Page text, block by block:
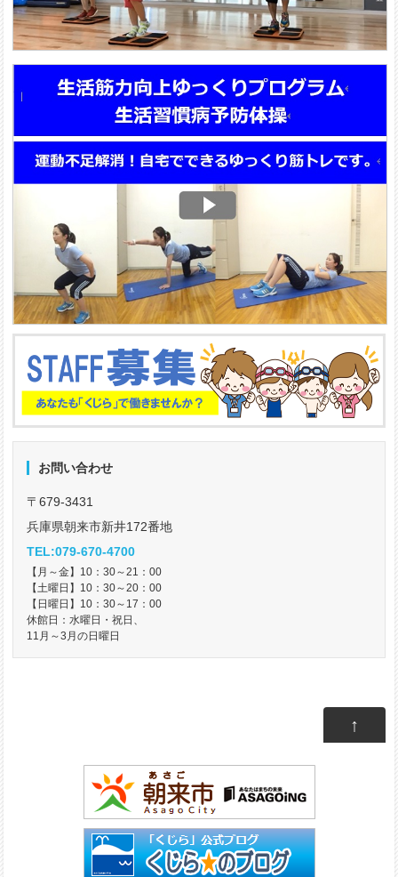
お問い合わせ
〒679-3431
兵庫県朝来市新井172番地
TEL:079-670-4700
【月～金】10：30～21：00
【土曜日】10：30～20：00
【日曜日】10：30～17：00
休館日：水曜日・祝日、
11月～3月の日曜日
↑